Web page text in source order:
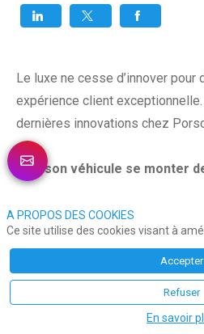
Le luxe ne cesse d’innover pour
expérience client
dernières innovations chez
Voir son véhicule se monter
Lorsqu’on est féru d’automobile
autant ce qui a sous le capot
ligne de son véhicule. L’un ne va
Cela dit, commander une voiture
logiquement s’inscrire sur une
cette idée, Porsche a sorti un
A PROPOS DES COOKIES
Ce site utilise des cookies visant à
Accepter
Refuser
En savoir